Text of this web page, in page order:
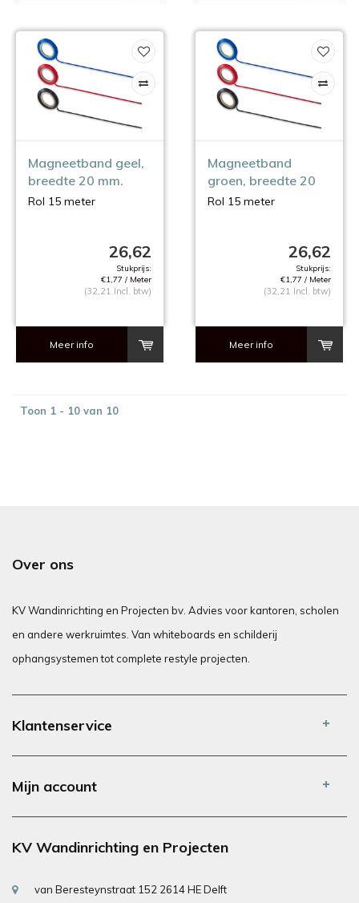
Magneetband geel,
breedte 20 mm.
Rol 15 meter
26,62
Stukprijs:
€1,77 / Meter
(32,21 Incl. btw)
Meer info
Magneetband
groen, breedte 20
mm.
Rol 15 meter
26,62
Stukprijs:
€1,77 / Meter
(32,21 Incl. btw)
Meer info
Toon 1 - 10 van 10
Over ons
KV Wandinrichting en Projecten bv. Advies voor kantoren, scholen
en andere werkruimtes. Van whiteboards en schilderij
ophangsystemen tot complete restyle projecten.
Klantenservice
Mijn account
KV Wandinrichting en Projecten
van Beresteynstraat 152 2614 HE Delft